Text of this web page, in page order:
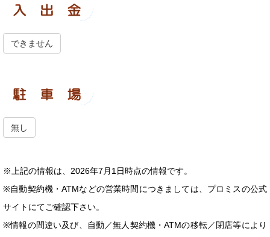
できません
無し
※上記の情報は、2026年7月1日時点の情報です。
※自動契約機・ATMなどの営業時間につきましては、プロミスの公式
サイトにてご確認下さい。
※情報の間違い及び、自動／無人契約機・ATMの移転／閉店等により